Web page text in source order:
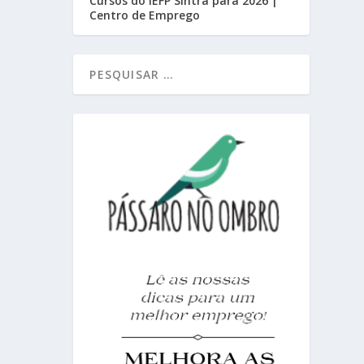
Centro de Emprego